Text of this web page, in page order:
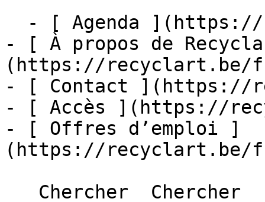
- [ À propos de
(https://recyclart.be/
- [ Contact ](https://
- [ Accès ](https://
- [ Offres d’emploi ]
(https://recyclart.be/